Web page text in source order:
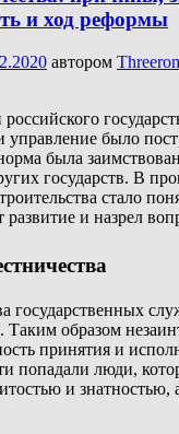
и ход реформы
автором
управление было
была
государств. В
стало
развитие и назрел
государственных
образом
принятия и
попадали люди,
и знатностью,